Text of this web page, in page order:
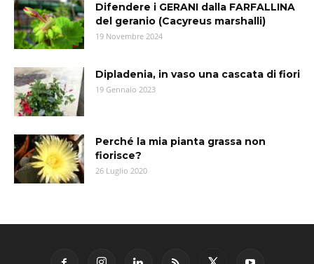
Difendere i GERANI dalla FARFALLINA
del geranio (Cacyreus marshalli)
19 Novembre 2024
Dipladenia, in vaso una cascata di fiori
19 Gennaio 2023
Perché la mia pianta grassa non
fiorisce?
26 Luglio 2020